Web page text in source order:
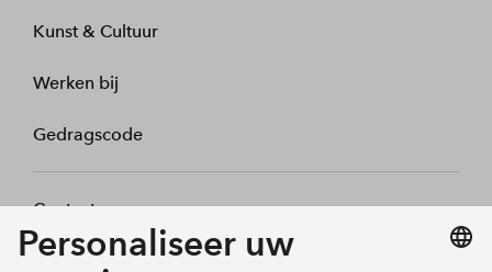
Kunst & Cultuur
Werken bij
Gedragscode
Contact
Mijn profiel